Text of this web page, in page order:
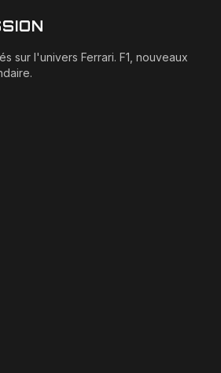
sur l'univers Ferrari. F1, nouveaux